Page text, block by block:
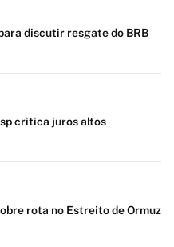
discutir resgate do BRB
critica juros altos
rota no Estreito de Ormuz